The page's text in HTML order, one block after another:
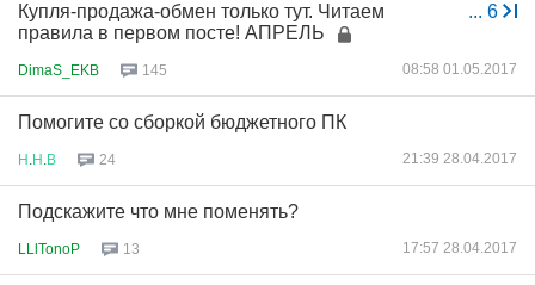
... 6
Купля-продажа-обмен только тут. Читаем
правила в первом посте! АПРЕЛЬ
DimaS_EKB 145 08:58 01.05.2017
Помогите со сборкой бюджетного ПК
Н Н В 24 21:39 28.04.2017
Подскажите что мне поменять?
LLlTonoP 13 17:57 28.04.2017